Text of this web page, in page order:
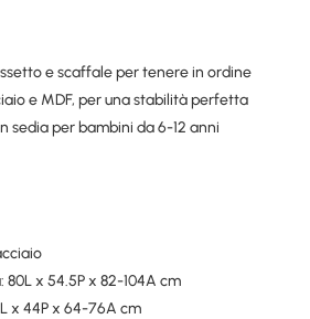
e scaffale per tenere in ordine
e MDF, per una stabilità perfetta
sedia per bambini da 6-12 anni
80L x 54.5P x 82-104A cm
x 44P x 64-76A cm